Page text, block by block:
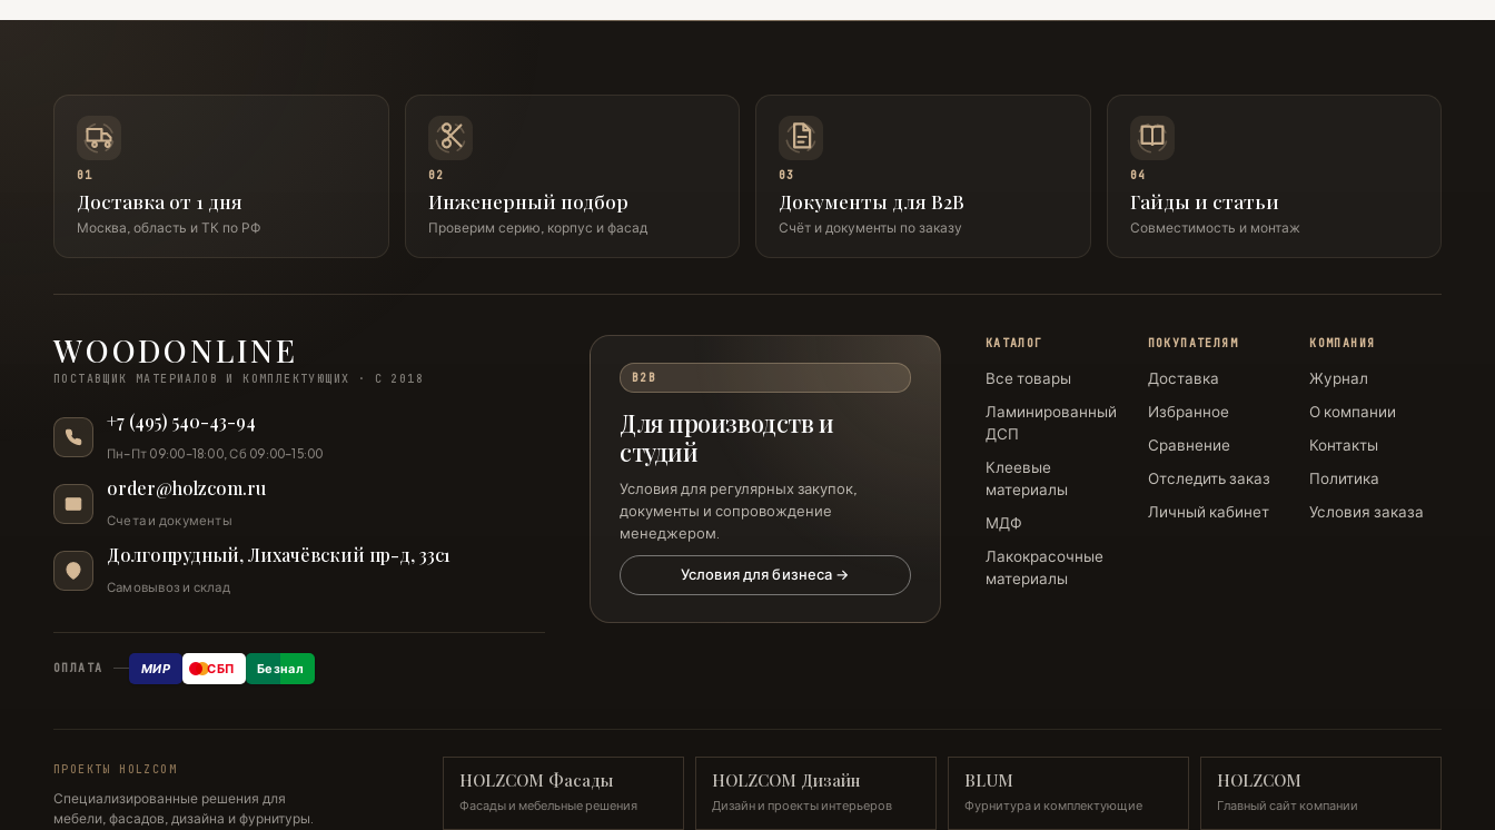
01
Доставка от 1 дня
Москва, область и ТК по РФ
02
Инженерный подбор
Проверим серию, корпус и фасад
03
Документы для B2B
Счёт и документы по заказу
04
Гайды и статьи
Совместимость и монтаж
WOODONLINE
ПОСТАВЩИК МАТЕРИАЛОВ И КОМПЛЕКТУЮЩИХ · С 2018
+7 (495) 540-43-94
Пн–Пт 09:00–18:00, Сб 09:00–15:00
order@holzcom.ru
Счета и документы
Долгопрудный, Лихачёвский пр-д, 33с1
Самовывоз и склад
ОПЛАТА МИР СБП Безнал
B2B
Для производств и
студий
Условия для регулярных закупок,
документы и сопровождение
менеджером.
Условия для бизнеса →
КАТАЛОГ
Все товары
Ламинированный
ДСП
Клеевые
материалы
МДФ
Лакокрасочные
материалы
ПОКУПАТЕЛЯМ
Доставка
Избранное
Сравнение
Отследить заказ
Личный кабинет
КОМПАНИЯ
Журнал
О компании
Контакты
Политика
Условия заказа
ПРОЕКТЫ HOLZCOM
Специализированные решения для
мебели, фасадов, дизайна и фурнитуры.
HOLZCOM Фасады
Фасады и мебельные решения
HOLZCOM Дизайн
Дизайн и проекты интерьеров
BLUM
Фурнитура и комплектующие
HOLZCOM
Главный сайт компании